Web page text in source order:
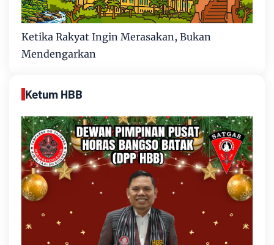
Ketika Rakyat Ingin Merasakan, Bukan
Mendengarkan
Ketum HBB